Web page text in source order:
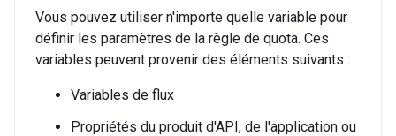
Vous pouvez utiliser n'importe quelle variable pour
définir les paramètres de la règle de quota. Ces
variables peuvent provenir des éléments suivants :
Variables de flux
Propriétés du produit d'API, de l'application ou